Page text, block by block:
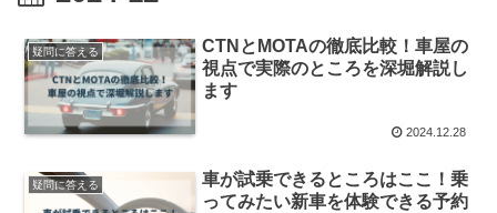
疑問に答える
CTNとMOTAの徹底比較！車屋の
視点で実際のところを深堀解説し
ます
2024.12.28
疑問に答える
車が試乗できるところはここ！乗
ってみたい新車を体験できる予約